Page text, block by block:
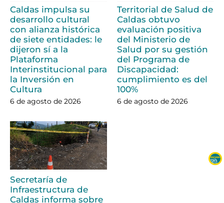
Caldas impulsa su
desarrollo cultural
con alianza histórica
de siete entidades: le
dijeron sí a la
Plataforma
Interinstitucional para
la Inversión en
Cultura
6 de agosto de 2026
Territorial de Salud de
Caldas obtuvo
evaluación positiva
del Ministerio de
Salud por su gestión
del Programa de
Discapacidad:
cumplimiento es del
100%
6 de agosto de 2026
Secretaría de
Infraestructura de
Caldas informa sobre